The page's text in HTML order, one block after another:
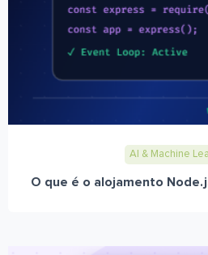
AI & Machine
O que é o alojamento